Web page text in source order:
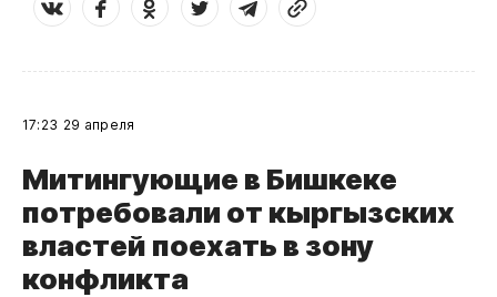
17:23 29 апреля
Митингующие в Бишкеке
потребовали от кыргызских
властей поехать в зону
конфликта